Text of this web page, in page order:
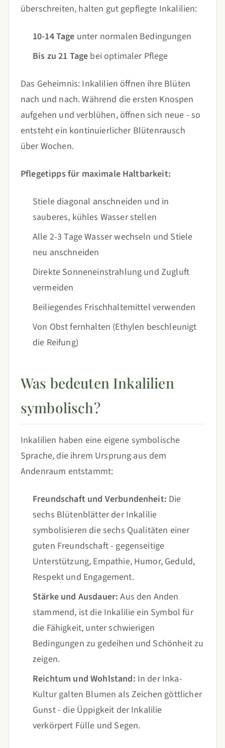
überschreiten, halten gut gepflegte Inkalilien:
10-14 Tage unter normalen Bedingungen
Bis zu 21 Tage bei optimaler Pflege
Das Geheimnis: Inkalilien öffnen ihre Blüten
nach und nach. Während die ersten Knospen
aufgehen und verblühen, öffnen sich neue - so
entsteht ein kontinuierlicher Blütenrausch
über Wochen.
Pflegetipps für maximale Haltbarkeit:
Stiele diagonal anschneiden und in
sauberes, kühles Wasser stellen
Alle 2-3 Tage Wasser wechseln und Stiele
neu anschneiden
Direkte Sonneneinstrahlung und Zugluft
vermeiden
Beiliegendes Frischhaltemittel verwenden
Von Obst fernhalten (Ethylen beschleunigt
die Reifung)
Was bedeuten Inkalilien
symbolisch?
Inkalilien haben eine eigene symbolische
Sprache, die ihrem Ursprung aus dem
Andenraum entstammt:
Freundschaft und Verbundenheit: Die
sechs Blütenblätter der Inkalilie
symbolisieren die sechs Qualitäten einer
guten Freundschaft - gegenseitige
Unterstützung, Empathie, Humor, Geduld,
Respekt und Engagement.
Stärke und Ausdauer: Aus den Anden
stammend, ist die Inkalilie ein Symbol für
die Fähigkeit, unter schwierigen
Bedingungen zu gedeihen und Schönheit zu
zeigen.
Reichtum und Wohlstand: In der Inka-
Kultur galten Blumen als Zeichen göttlicher
Gunst - die Üppigkeit der Inkalilie
verkörpert Fülle und Segen.